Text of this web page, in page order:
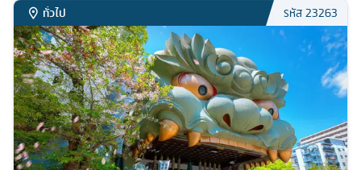
ทั่วไป รหัส23263